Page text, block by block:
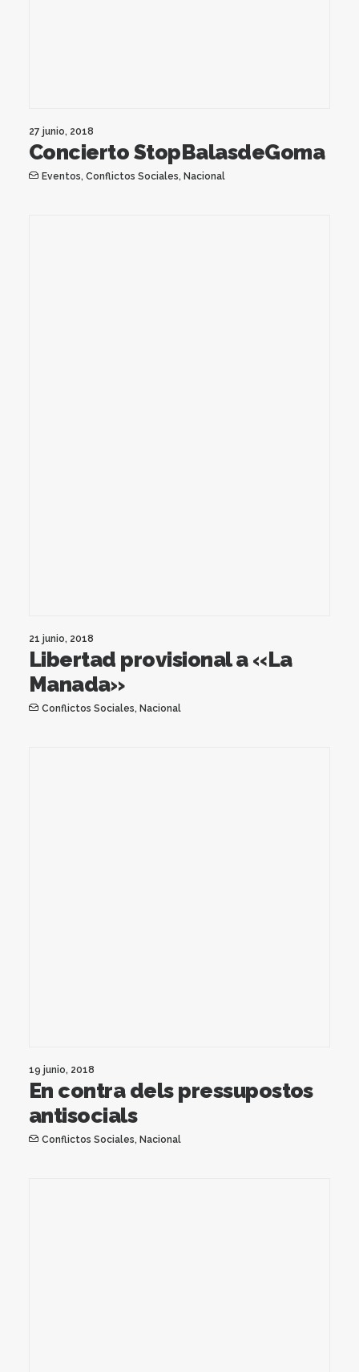
27 junio, 2018
Concierto StopBalasdeGoma
Eventos, Conflictos Sociales, Nacional
21 junio, 2018
Libertad provisional a «La
Manada»
Conflictos Sociales, Nacional
19 junio, 2018
En contra dels pressupostos
antisocials
Conflictos Sociales, Nacional